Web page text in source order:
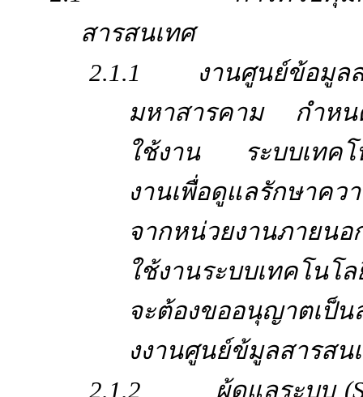
สารสนเทศ
2.1.1 งานศูนย์ข้อมูลส
มหาสารคาม กำหน
ใช้งาน ระบบเทคโ
งานเพื่อดูแลรักษา
จากหน่วยงานภายนอ
ใช้งานระบบเทคโนโ
จะต้องขออนุญาตเป็
งงานศูนย์ข้มูลสารสน
2.1.2 ผู้ดูแลระบบ